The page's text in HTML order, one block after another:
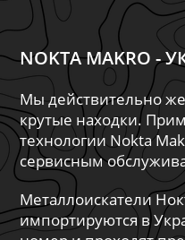
NOKTA MAKRO -
Мы действительно
крутые находки.
технологии Nokta
сервисным
Металлоискатели
импортируются в